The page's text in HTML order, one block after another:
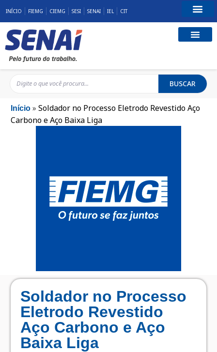
INÍCIO FIEMG CIEMG SESI SENAI IEL CIT
BUSCAR
Início »Soldador no Processo Eletrodo Revestido Aço
Carbono e Aço Baixa Liga
Soldador no Processo
Eletrodo Revestido
Aço Carbono e Aço
Baixa Liga